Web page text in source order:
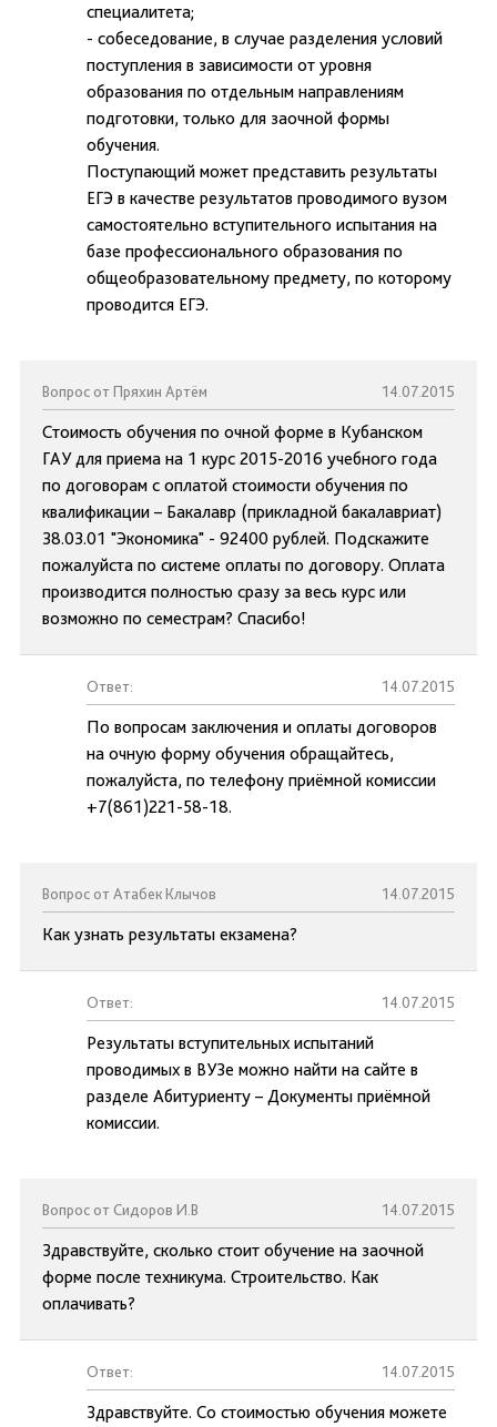
специалитета;
- собеседование, в случае разделения условий
поступления в зависимости от уровня
образования по отдельным направлениям
подготовки, только для заочной формы
обучения.
Поступающий может представить результаты
ЕГЭ в качестве результатов проводимого вузом
самостоятельно вступительного испытания на
базе профессионального образования по
общеобразовательному предмету, по которому
проводится ЕГЭ.
Вопрос от Пряхин Артём 14.07.2015
Стоимость обучения по очной форме в Кубанском
ГАУ для приема на 1 курс 2015-2016 учебного года
по договорам с оплатой стоимости обучения по
квалификации – Бакалавр (прикладной бакалавриат)
38.03.01 "Экономика" - 92400 рублей. Подскажите
пожалуйста по системе оплаты по договору. Оплата
производится полностью сразу за весь курс или
возможно по семестрам? Спасибо!
Ответ: 14.07.2015
По вопросам заключения и оплаты договоров
на очную форму обучения обращайтесь,
пожалуйста, по телефону приёмной комиссии
+7(861)221-58-18.
Вопрос от Атабек Клычов 14.07.2015
Как узнать результаты екзамена?
Ответ: 14.07.2015
Результаты вступительных испытаний
проводимых в ВУЗе можно найти на сайте в
разделе Абитуриенту – Документы приёмной
комиссии.
Вопрос от Сидоров И.В 14.07.2015
Здравствуйте, сколько стоит обучение на заочной
форме после техникума. Строительство. Как
оплачивать?
Ответ: 14.07.2015
Здравствуйте. Со стоимостью обучения можете